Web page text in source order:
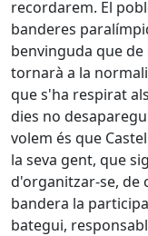
recordarem. El
banderes
benvinguda que
tornarà a la
que s'ha respirat
dies no
volem és que
la seva gent, que
d'organitzar-se, de
bandera la
bategui,